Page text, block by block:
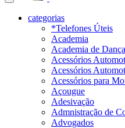
Toggle
navigationcategorias
*Telefones Úteis
Academia
Academia de Dança
Acessórios
Acessórios
Acessórios para
Açougue
Adesivação
Admnistração de
Advogados